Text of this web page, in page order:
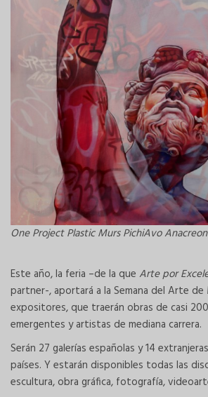
One Project Plastic Murs PichiAvo
Este año, la feria –de la que Arte por
partner-, aportará a la Semana del Arte de
expositores, que traerán obras de casi
emergentes y artistas de mediana carrera.
Serán 27 galerías españolas y 14
países. Y estarán disponibles todas las
escultura, obra gráfica, fotografía,